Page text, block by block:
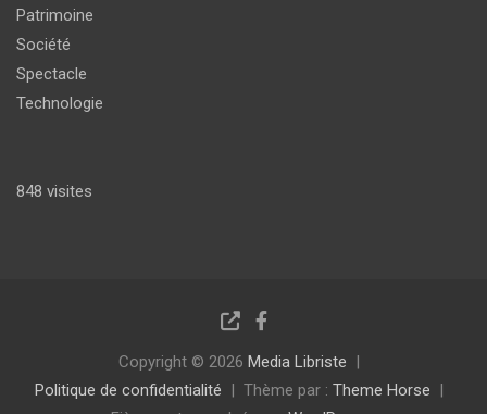
Patrimoine
Société
Spectacle
Technologie
848 visites
Copyright © 2026 Media Libriste
Politique de confidentialité
Thème par : Theme Horse